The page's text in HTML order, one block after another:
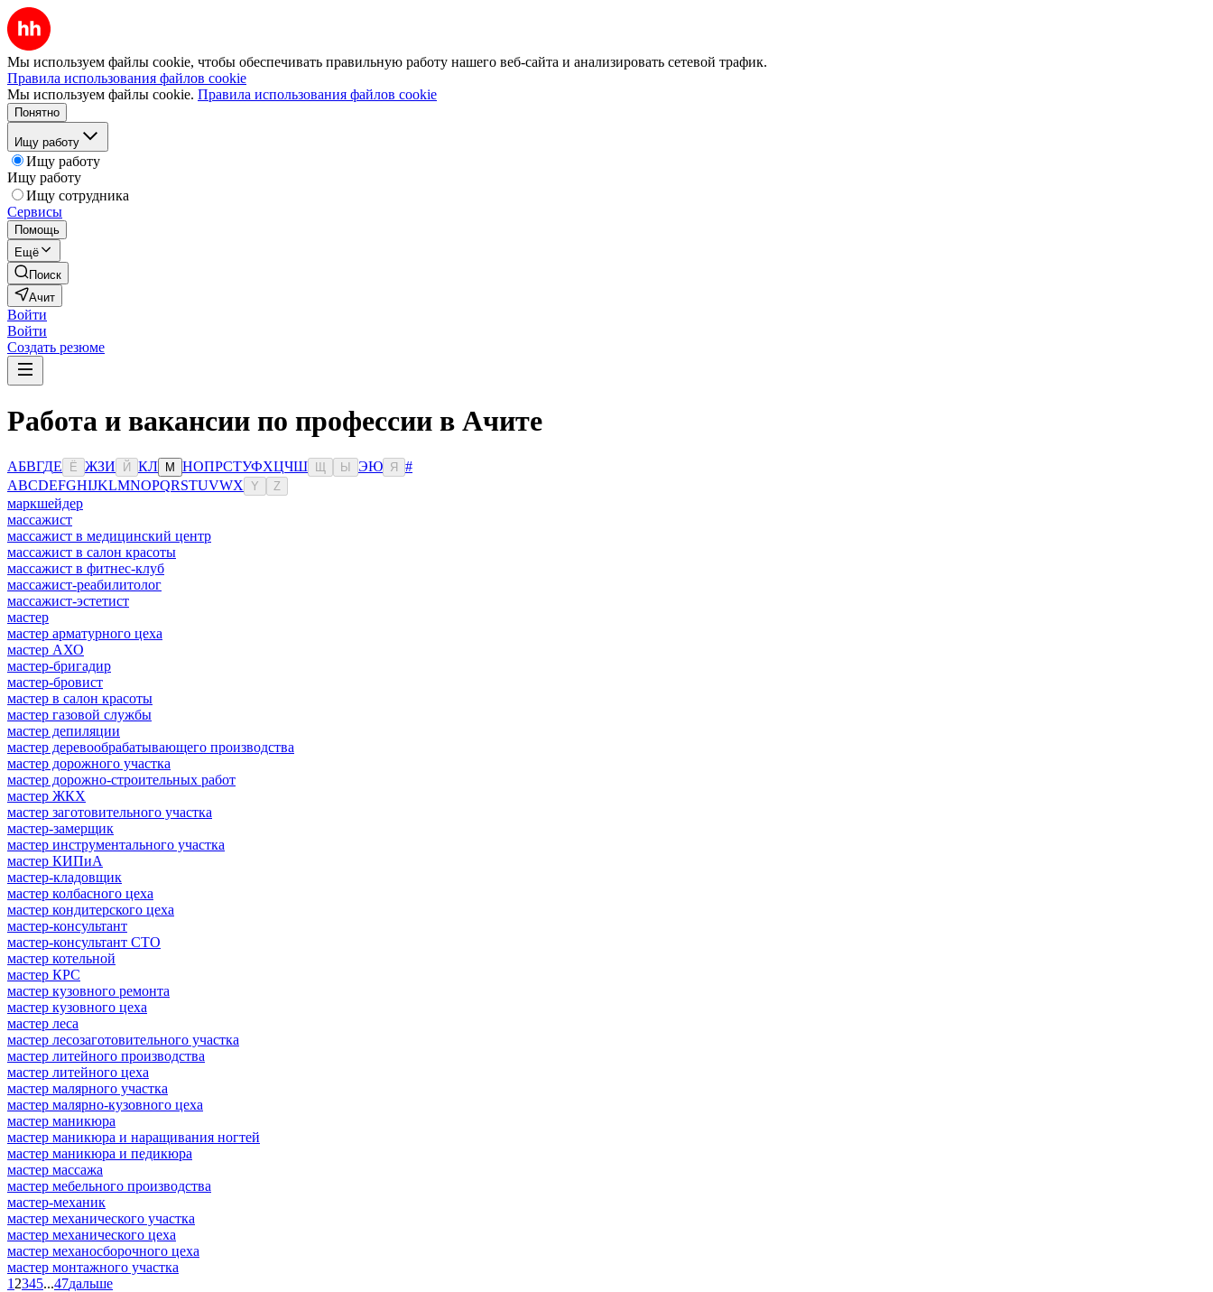
Мы используем файлы cookie, чтобы обеспечивать правильную работу нашего веб-сайта и анализировать сетевой трафик.
Правила использования файлов cookie
Мы используем файлы cookie. Правила использования файлов cookie
Понятно
Ищу работу
Ищу работу
Ищу работу
Ищу сотрудника
Сервисы
Помощь
Ещё
Поиск
Ачит
Войти
Войти
Создать резюме
Работа и вакансии по профессии в Ачите
АБВГДЕ Ё ЖЗИ Й КЛ М НОПРСТУФХЦЧШ Ы ЭЮ Я
#
ABCDEFGHIJKLMNOPQRSTUVWX Y Z
маркшейдер
массажист
массажист в медицинский центр
массажист в салон красоты
массажист в фитнес-клуб
массажист-реабилитолог
массажист-эстетист
мастер
мастер арматурного цеха
мастер АХО
мастер-бригадир
мастер-бровист
мастер в салон красоты
мастер газовой службы
мастер депиляции
мастер деревообрабатывающего производства
мастер дорожного участка
мастер дорожно-строительных работ
мастер ЖКХ
мастер заготовительного участка
мастер-замерщик
мастер инструментального участка
мастер КИПиА
мастер-кладовщик
мастер колбасного цеха
мастер кондитерского цеха
мастер-консультант
мастер-консультант СТО
мастер котельной
мастер КРС
мастер кузовного ремонта
мастер кузовного цеха
мастер леса
мастер лесозаготовительного участка
мастер литейного производства
мастер литейного цеха
мастер малярного участка
мастер малярно-кузовного цеха
мастер маникюра
мастер маникюра и наращивания ногтей
мастер маникюра и педикюра
мастер массажа
мастер мебельного производства
мастер-механик
мастер механического участка
мастер механического цеха
мастер механосборочного цеха
мастер монтажного участка
1 2345...47дальше